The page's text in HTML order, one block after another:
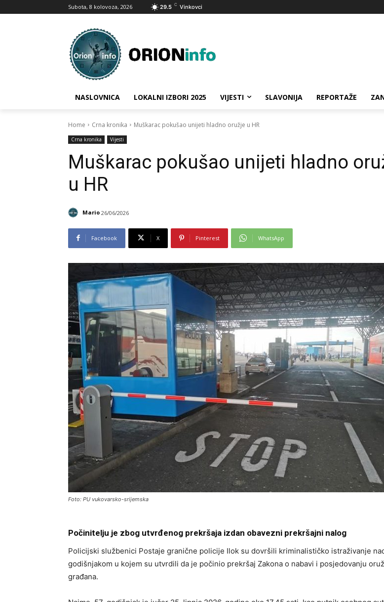
Subota, 8 kolovoza, 2026 29.5 C Vinkovci
NASLOVNICA LOKALNI IZBORI 2025 VIJESTI SLAVONIJA REPORTAŽE
Home Crna kronika Muškarac pokušao unijeti hladno oružje u HR
Crna kronika Vijesti
Muškarac pokušao unijeti hladno
u HR
Mario 26/06/2026
Facebook X Pinterest WhatsApp
Foto: PU vukovarsko-srijemska
Počinitelju je zbog utvrđenog prekršaja izdan obavezni prekršajni nalog
Policijski službenici Postaje granične policije Ilok su dovršili kriminalističko istraživanje
godišnjakom u kojem su utvrdili da je počinio prekršaj Zakona o nabavi i posjedovanju
građana.